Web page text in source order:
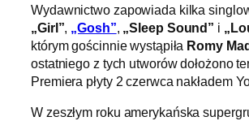
Wydawnictwo zapowiada kilka
„Girl”, „Gosh”, „Sleep Sound” i
którym gościnnie wystąpiła Romy
ostatniego z tych utworów dołożono
Premiera płyty 2 czerwca nakładem
W zeszłym roku amerykańska